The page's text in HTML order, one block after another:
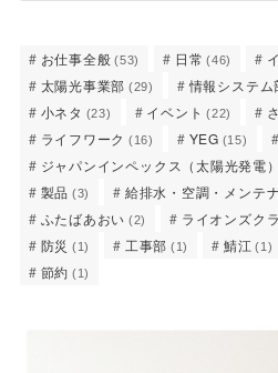
お仕事全般 (53) 日常 (46)
太陽光事業部 (29) 情報システム
小ネタ (23) イベント (22)
ライフワーク (16) YEG (15)
ジャパンインペックス（太陽光発電）
製品 (3) 給排水・空調・メンテ
ふたばあおい (2) ライオンズク
防災 (1) 工事部 (1) 鯖江 (1)
節約 (1)